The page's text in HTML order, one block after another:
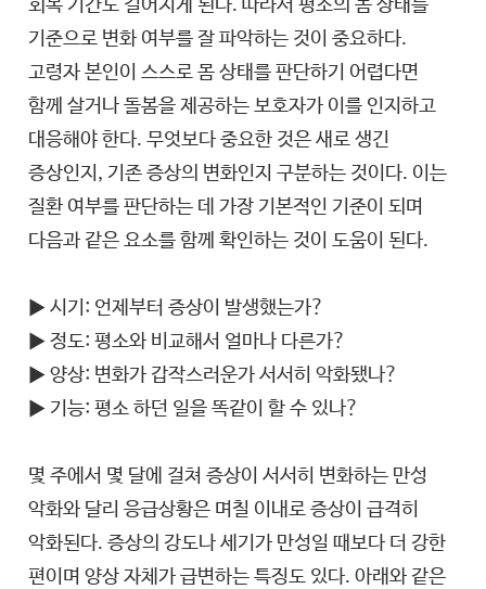
회복 기간도 길어지게 된다. 따라서 평소의 몸 상태를
기준으로 변화 여부를 잘 파악하는 것이 중요하다.
고령자 본인이 스스로 몸 상태를 판단하기 어렵다면
함께 살거나 돌봄을 제공하는 보호자가 이를 인지하고
대응해야 한다. 무엇보다 중요한 것은 새로 생긴
증상인지, 기존 증상의 변화인지 구분하는 것이다. 이는
질환 여부를 판단하는 데 가장 기본적인 기준이 되며
다음과 같은 요소를 함께 확인하는 것이 도움이 된다.
▶ 시기: 언제부터 증상이 발생했는가?
▶ 정도: 평소와 비교해서 얼마나 다른가?
▶ 양상: 변화가 갑작스러운가 서서히 악화됐나?
▶ 기능: 평소 하던 일을 똑같이 할 수 있나?
몇 주에서 몇 달에 걸쳐 증상이 서서히 변화하는 만성
악화와 달리 응급상황은 며칠 이내로 증상이 급격히
악화된다. 증상의 강도나 세기가 만성일 때보다 더 강한
편이며 양상 자체가 급변하는 특징도 있다. 아래와 같은